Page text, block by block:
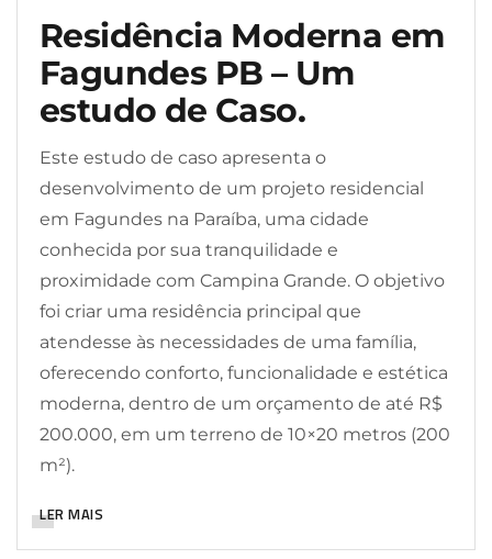
Residência Moderna em
Fagundes PB – Um
estudo de Caso.
Este estudo de caso apresenta o
desenvolvimento de um projeto residencial
em Fagundes na Paraíba, uma cidade
conhecida por sua tranquilidade e
proximidade com Campina Grande. O objetivo
foi criar uma residência principal que
atendesse às necessidades de uma família,
oferecendo conforto, funcionalidade e estética
moderna, dentro de um orçamento de até R$
200.000, em um terreno de 10×20 metros (200
m²).
LER MAIS